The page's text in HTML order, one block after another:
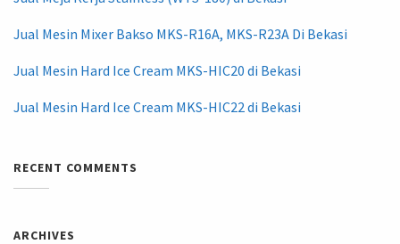
Jual Mesin Mixer Bakso MKS-R16A, MKS-R23A Di Bekasi
Jual Mesin Hard Ice Cream MKS-HIC20 di Bekasi
Jual Mesin Hard Ice Cream MKS-HIC22 di Bekasi
RECENT COMMENTS
ARCHIVES